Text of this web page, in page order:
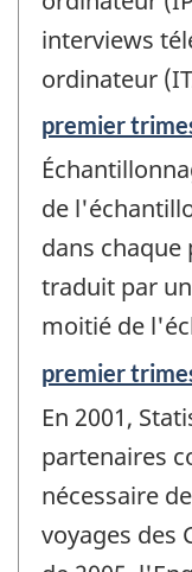
interviews
ordinateur
Période
de
référence
de
-
premier
de
dans chaque
traduit par
moitié de
Période
référence
de
changement
-
premier
En 2001,
partenaires
nécessaire
voyages des